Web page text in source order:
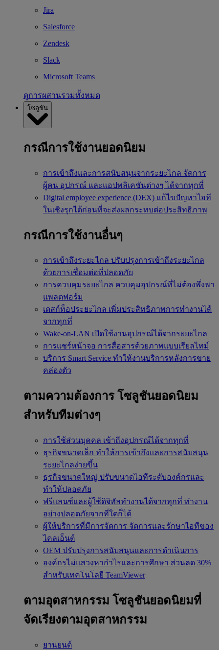
Jira
Salesforce
Zendesk
Slack
Microsoft Teams
ดูการผสานรวมทั้งหมด
โซลูชัน
กรณีการใช้งานยอดนิยม
การเข้าถึงและการสนับสนุนจากระยะไกล จัดการ
ผู้คน อุปกรณ์ และแอปพลิเคชันต่างๆ ได้จากทุกที่
Digital employee experience (DEX) แก้ไขปัญหาไอที
ในเชิงรุกได้ก่อนที่จะส่งผลกระทบต่อประสิทธิภาพ
กรณีการใช้งานอื่นๆ
การเข้าถึงระยะไกล ปรับปรุงการเข้าถึงระยะไกล
ด้วยการเชื่อมต่อที่ปลอดภัย
การควบคุมระยะไกล ควบคุมอุปกรณ์ที่ไม่ต้องพึ่งพา
แพลตฟอร์ม
เดสก์ท็อประยะไกล เพิ่มประสิทธิภาพการทำงานได้
จากทุกที่
Wake-on-LAN เปิดใช้งานอุปกรณ์ได้จากระยะไกล
การแชร์หน้าจอ การสื่อสารด้วยภาพแบบเรียลไทม์
บริการ Smart Service ทำให้งานบริการหลังการขาย
คล่องตัว
ตามความต้องการ โซลูชันยอดนิยม
สำหรับทีมต่างๆ
การใช้ส่วนบุคคล เข้าถึงอุปกรณ์ได้จากทุกที่
ธุรกิจขนาดเล็ก ทำให้การเข้าถึงและการสนับสนุน
ระยะไกลง่ายขึ้น
ธุรกิจขนาดใหญ่ ปรับขนาดไอทีระดับองค์กรและ
ทำให้ปลอดภัย
ฟรีแลนซ์และผู้ใช้ดิจิทัลทำงานได้จากทุกที่ ทำงาน
อย่างปลอดภัยจากที่ใดก็ได้
ผู้ให้บริการที่มีการจัดการ จัดการและรักษาไอทีของ
ไคลเอ็นต์
OEM ปรับปรุงการสนับสนุนและการดำเนินการ
องค์กรไม่แสวงหากำไรและการศึกษา ส่วนลด 30%
สำหรับเทคโนโลยี TeamViewer
ตามอุตสาหกรรม โซลูชันยอดนิยมที่
จัดเรียงตามอุตสาหกรรม
ยานยนต์